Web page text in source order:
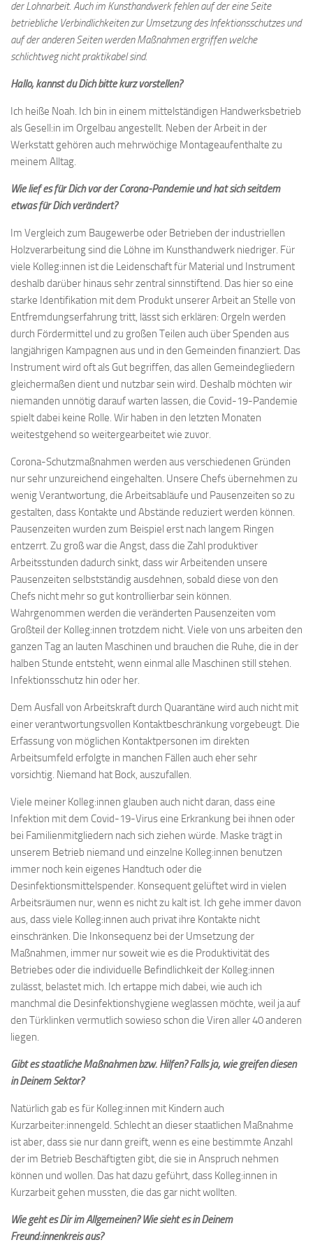
der Lohnarbeit. Auch im Kunsthandwerk fehlen auf der eine Seite
betriebliche Verbindlichkeiten zur Umsetzung des Infektionsschutzes und
auf der anderen Seiten werden Maßnahmen ergriffen welche
schlichtweg nicht praktikabel sind.
Hallo, kannst du Dich bitte kurz vorstellen?
Ich heiße Noah. Ich bin in einem mittelständigen Handwerksbetrieb
als Gesell:in im Orgelbau angestellt. Neben der Arbeit in der
Werkstatt gehören auch mehrwöchige Montageaufenthalte zu
meinem Alltag.
Wie lief es für Dich vor der Corona-Pandemie und hat sich seitdem
etwas für Dich verändert?
Im Vergleich zum Baugewerbe oder Betrieben der industriellen
Holzverarbeitung sind die Löhne im Kunsthandwerk niedriger. Für
viele Kolleg:innen ist die Leidenschaft für Material und Instrument
deshalb darüber hinaus sehr zentral sinnstiftend. Das hier so eine
starke Identifikation mit dem Produkt unserer Arbeit an Stelle von
Entfremdungserfahrung tritt, lässt sich erklären: Orgeln werden
durch Fördermittel und zu großen Teilen auch über Spenden aus
langjährigen Kampagnen aus und in den Gemeinden finanziert. Das
Instrument wird oft als Gut begriffen, das allen Gemeindegliedern
gleichermaßen dient und nutzbar sein wird. Deshalb möchten wir
niemanden unnötig darauf warten lassen, die Covid-19-Pandemie
spielt dabei keine Rolle. Wir haben in den letzten Monaten
weitestgehend so weitergearbeitet wie zuvor.
Corona-Schutzmaßnahmen werden aus verschiedenen Gründen
nur sehr unzureichend eingehalten. Unsere Chefs übernehmen zu
wenig Verantwortung, die Arbeitsabläufe und Pausenzeiten so zu
gestalten, dass Kontakte und Abstände reduziert werden können.
Pausenzeiten wurden zum Beispiel erst nach langem Ringen
entzerrt. Zu groß war die Angst, dass die Zahl produktiver
Arbeitsstunden dadurch sinkt, dass wir Arbeitenden unsere
Pausenzeiten selbstständig ausdehnen, sobald diese von den
Chefs nicht mehr so gut kontrollierbar sein können.
Wahrgenommen werden die veränderten Pausenzeiten vom
Großteil der Kolleg:innen trotzdem nicht. Viele von uns arbeiten den
ganzen Tag an lauten Maschinen und brauchen die Ruhe, die in der
halben Stunde entsteht, wenn einmal alle Maschinen still stehen.
Infektionsschutz hin oder her.
Dem Ausfall von Arbeitskraft durch Quarantäne wird auch nicht mit
einer verantwortungsvollen Kontaktbeschränkung vorgebeugt. Die
Erfassung von möglichen Kontaktpersonen im direkten
Arbeitsumfeld erfolgte in manchen Fällen auch eher sehr
vorsichtig. Niemand hat Bock, auszufallen.
Viele meiner Kolleg:innen glauben auch nicht daran, dass eine
Infektion mit dem Covid-19-Virus eine Erkrankung bei ihnen oder
bei Familienmitgliedern nach sich ziehen würde. Maske trägt in
unserem Betrieb niemand und einzelne Kolleg:innen benutzen
immer noch kein eigenes Handtuch oder die
Desinfektionsmittelspender. Konsequent gelüftet wird in vielen
Arbeitsräumen nur, wenn es nicht zu kalt ist. Ich gehe immer davon
aus, dass viele Kolleg:innen auch privat ihre Kontakte nicht
einschränken. Die Inkonsequenz bei der Umsetzung der
Maßnahmen, immer nur soweit wie es die Produktivität des
Betriebes oder die individuelle Befindlichkeit der Kolleg:innen
zulässt, belastet mich. Ich ertappe mich dabei, wie auch ich
manchmal die Desinfektionshygiene weglassen möchte, weil ja auf
den Türklinken vermutlich sowieso schon die Viren aller 40 anderen
liegen.
Gibt es staatliche Maßnahmen bzw. Hilfen? Falls ja, wie greifen diesen
in Deinem Sektor?
Natürlich gab es für Kolleg:innen mit Kindern auch
Kurzarbeiter:innengeld. Schlecht an dieser staatlichen Maßnahme
ist aber, dass sie nur dann greift, wenn es eine bestimmte Anzahl
der im Betrieb Beschäftigten gibt, die sie in Anspruch nehmen
können und wollen. Das hat dazu geführt, dass Kolleg:innen in
Kurzarbeit gehen mussten, die das gar nicht wollten.
Wie geht es Dir im Allgemeinen? Wie sieht es in Deinem
Freund:innenkreis aus?